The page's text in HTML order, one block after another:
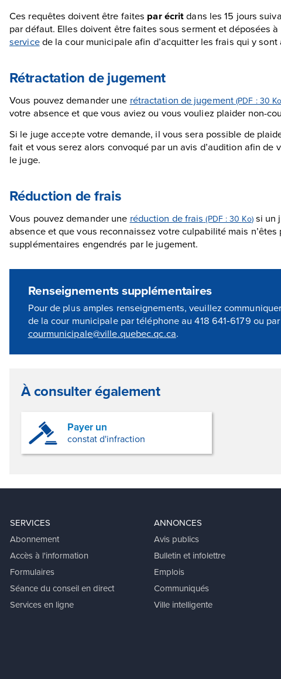
Ces requêtes doivent être faites par écritdans les 15 jours
par défaut. Elles doivent être faites sous serment et déposées à
servicede la cour municipale afin d’acquitter les frais qui y sont
Rétractation de jugement
Vous pouvez demander une rétractation de jugement (PDF : 30
votre absence et que vous aviez ou vous vouliez plaider non-
Si le juge accepte votre demande, il vous sera possible de
fait et vous serez alors convoqué par un avis d’audition afin de
le juge.
Réduction de frais
Vous pouvez demander une réduction de frais (PDF : 30 Ko)si un
absence et que vous reconnaissez votre culpabilité mais
supplémentaires engendrés par le jugement.
Renseignements supplémentaires
Pour de plus amples renseignements, veuillez
de la cour municipale par téléphone au 418 641‑6179 ou
courmunicipale@ville.quebec.qc.ca.
À consulter également
Payer un
constat d'infraction
SERVICES
Abonnement
Accès à l'information
Formulaires
Séance du conseil en direct
Services en ligne
ANNONCES
Avis publics
Bulletin et infolettre
Emplois
Communiqués
Ville intelligente